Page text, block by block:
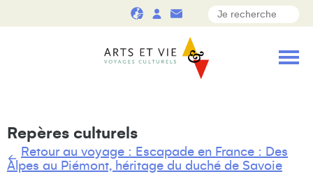
Repères culturels
Retour au voyage : Escapade en France : Des
Alpes au Piémont, héritage du duché de Savoie